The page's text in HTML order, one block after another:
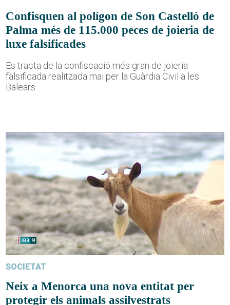
Confisquen al polígon de Son Castelló de
Palma més de 115.000 peces de joieria de
luxe falsificades
Es tracta de la confiscació més gran de joieria
falsificada realitzada mai per la Guàrdia Civil a les
Balears
SOCIETAT
Neix a Menorca una nova entitat per
protegir els animals assilvestrats